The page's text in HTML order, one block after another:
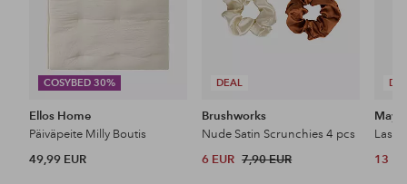
COSYBED 30%
Ellos Home
Päiväpeite Milly Boutis
49,99 EUR
DEAL
Brushworks
Nude Satin Scrunchies 4 pcs
6 EUR 7,90 EUR 13